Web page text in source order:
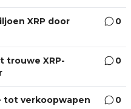
XRP door
0
trouwe XRP-
0
tot verkoopwapen
0